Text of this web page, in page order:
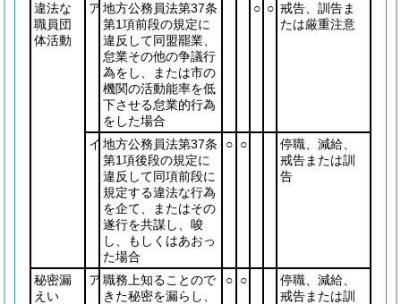
違法な
職員団
体活動
ア 地方公務員法第37条
第1項前段の規定に
違反して同盟罷業、
怠業その他の争議行
為をし、または市の
機関の活動能率を低
下させる怠業的行為
をした場合
○ ○ 戒告、訓告ま
たは厳重注意
イ 地方公務員法第37条
第1項後段の規定に
違反して同項前段に
規定する違法な行為
を企て、またはその
遂行を共謀し、唆
し、もしくはあおっ
た場合
○ ○
停職、減給、
戒告または訓
告
秘密漏
えい
ア 職務上知ることので
きた秘密を漏らし、
○ ○
停職、減給、
戒告または訓